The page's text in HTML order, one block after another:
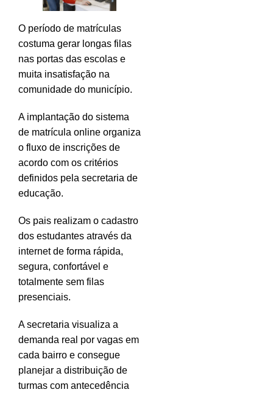
O período de matrículas
costuma gerar longas filas
nas portas das escolas e
muita insatisfação na
comunidade do município.
A implantação do sistema
de matrícula online organiza
o fluxo de inscrições de
acordo com os critérios
definidos pela secretaria de
educação.
Os pais realizam o cadastro
dos estudantes através da
internet de forma rápida,
segura, confortável e
totalmente sem filas
presenciais.
A secretaria visualiza a
demanda real por vagas em
cada bairro e consegue
planejar a distribuição de
turmas com antecedência